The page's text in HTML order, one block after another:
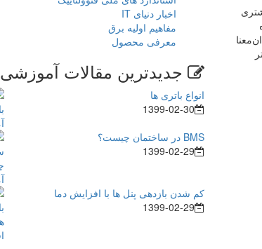
اخبار دنیای IT
مفاهیم اولیه برق
معرفی محصول
جدیدترین مقالات آموزشی
انواع باتری ها
1399-02-30
BMS در ساختمان چیست؟
1399-02-29
کم شدن بازدهی پنل ها با افزایش دما
1399-02-29
بدان‌معنا